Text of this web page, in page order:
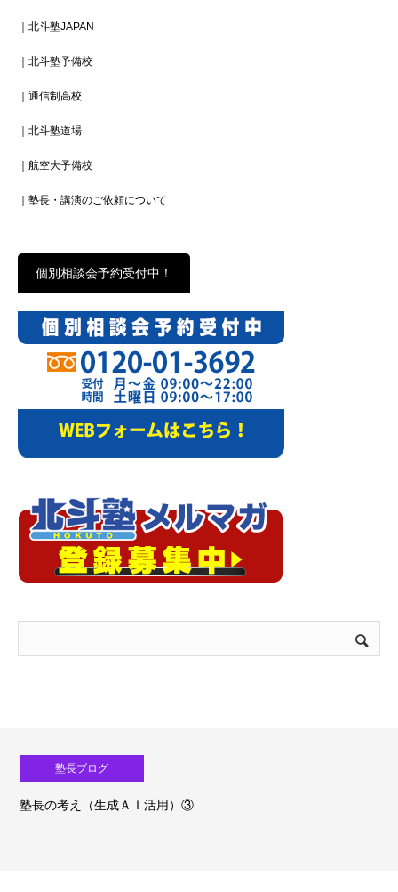
｜北斗塾JAPAN
｜北斗塾予備校
｜通信制高校
｜北斗塾道場
｜航空大予備校
｜塾長・講演のご依頼について
個別相談会予約受付中！
塾長ブログ
塾長の考え（生成ＡＩ活用）③